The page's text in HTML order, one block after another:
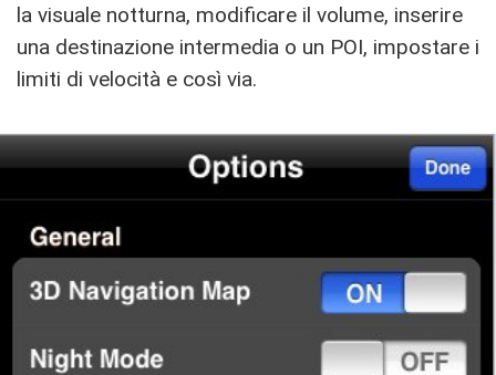
la visuale notturna, modificare il volume, inserire
una destinazione intermedia o un POI, impostare i
limiti di velocità e così via.